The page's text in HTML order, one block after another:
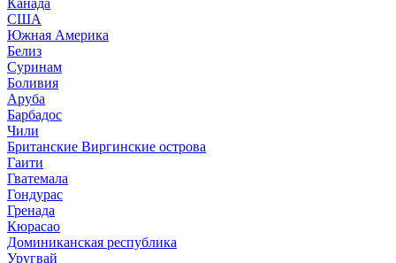
США
Южная Америка
Белиз
Суринам
Боливия
Аруба
Барбадос
Чили
Британские Виргинские острова
Гаити
Гватемала
Гондурас
Гренада
Кюрасао
Доминиканская республика
Уругвай